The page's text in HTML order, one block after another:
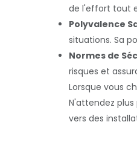
de l'effort tout
Polyvalence
situations. Sa
Normes de
risques et
Lorsque vous
N'attendez
vers des